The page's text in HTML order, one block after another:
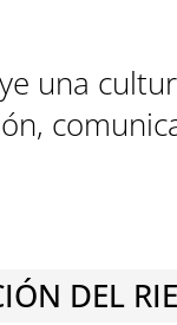
una
DEL